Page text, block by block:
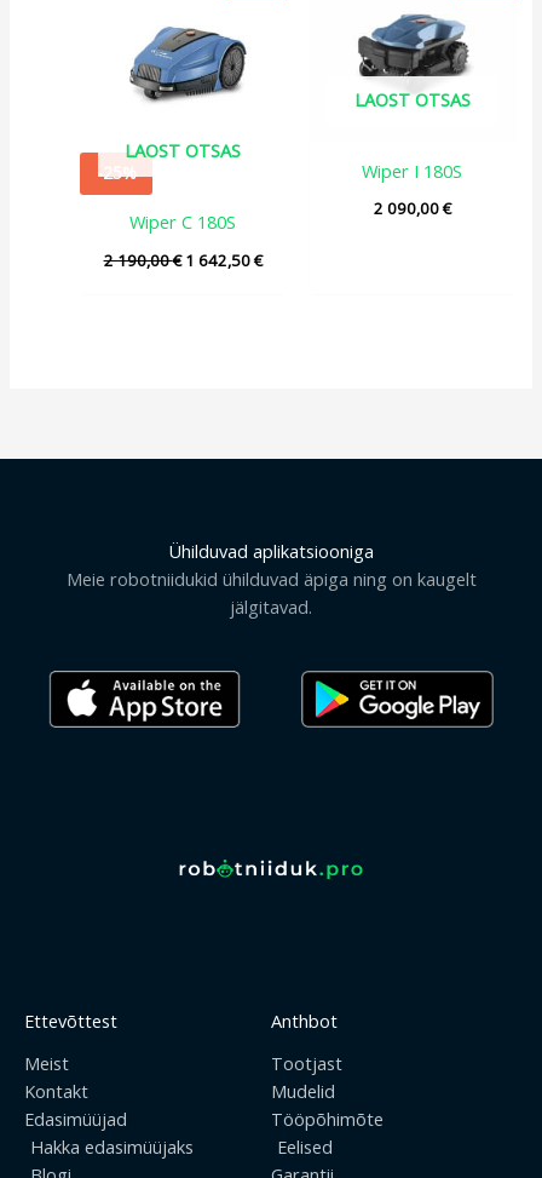
-25%
LAOST OTSAS
Wiper C 180S
2 190,00€
190,00 €.
1 642,50€
LAOST OTSAS
Wiper I 180S
2 090,00€
Ühilduvad aplikatsiooniga
Meie robotniidukid ühilduvad äpiga ning on kaugelt
jälgitavad.
Ettevõttest
Meist
Kontakt
Edasimüüjad
Hakka edasimüüjaks
Anthbot
Tootjast
Mudelid
Tööpõhimõte
Eelised